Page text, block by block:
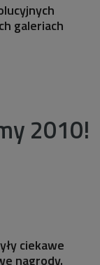
galeriach
2010!
ciekawe
nagrody.